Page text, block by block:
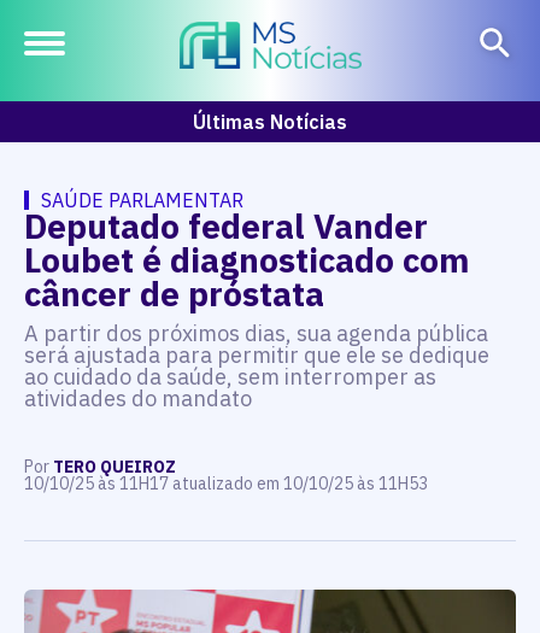
Últimas Notícias
SAÚDE PARLAMENTAR
Deputado federal Vander
Loubet é diagnosticado com
câncer de próstata
A partir dos próximos dias, sua agenda pública
será ajustada para permitir que ele se dedique
ao cuidado da saúde, sem interromper as
atividades do mandato
Por TERO QUEIROZ
10/10/25 às 11H17 atualizado em 10/10/25 às 11H53